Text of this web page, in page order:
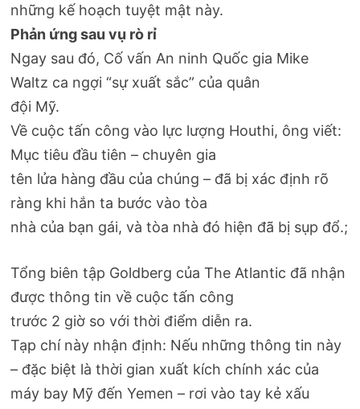
những kế hoạch tuyệt mật này.
Phản ứng sau vụ rò rỉ
Ngay sau đó, Cố vấn An ninh Quốc gia Mike
Waltz ca ngợi “sự xuất sắc” của quân
đội Mỹ.
Về cuộc tấn công vào lực lượng Houthi, ông viết:
Mục tiêu đầu tiên – chuyên gia
tên lửa hàng đầu của chúng – đã bị xác định rõ
ràng khi hắn ta bước vào tòa
nhà của bạn gái, và tòa nhà đó hiện đã bị sụp đổ.;
Tổng biên tập Goldberg của The Atlantic đã nhận
được thông tin về cuộc tấn công
trước 2 giờ so với thời điểm diễn ra.
Tạp chí này nhận định: Nếu những thông tin này
– đặc biệt là thời gian xuất kích chính xác của
máy bay Mỹ đến Yemen – rơi vào tay kẻ xấu